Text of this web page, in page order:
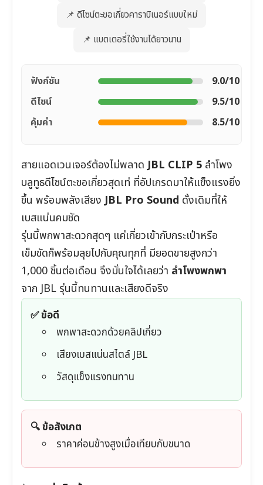
📌 ดีไซน์ตะขอเกี่ยวคาราบิเนอร์แบบใหม่
📌 แบตเตอรี่ใช้งานได้ยาวนาน
ฟังก์ชัน
9.0/10
ดีไซน์
9.5/10
คุ้มค่า
8.5/10
สายแอดเวนเจอร์ต้องไม่พลาดJBL CLIP 5 ลำโพง
บลูทูธดีไซน์ตะขอเกี่ยวสุดเท่ ที่อัปเกรดมาให้แข็งแรงยิ่ง
ขึ้น พร้อมพลังเสียงJBL Pro Sound ดั้งเดิมที่ให้
เบสแน่นคมชัด
รุ่นนี้พกพาสะดวกสุดๆ แค่เกี่ยวเข้ากับกระเป๋าหรือ
เข็มขัดก็พร้อมลุยไปกับคุณทุกที่ มียอดขายสูงกว่า
1,000 ชิ้นต่อเดือน จึงมั่นใจได้เลยว่า ลำโพงพกพา
จาก JBL รุ่นนี้ทนทานและเสียงดีจริง
✅ ข้อดี
พกพาสะดวกด้วยคลิปเกี่ยว
เสียงเบสแน่นสไตล์ JBL
วัสดุแข็งแรงทนทาน
🔍 ข้อสังเกต
ราคาค่อนข้างสูงเมื่อเทียบกับขนาด